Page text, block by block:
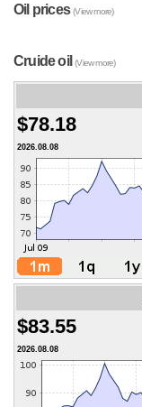
Oil prices(View more)
Cruide oil(View more)
$78.18
2026.08.08
$83.55
2026.08.08